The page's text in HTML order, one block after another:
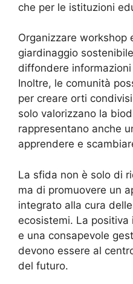
che per le istituzioni
Organizzare workshop
giardinaggio
diffondere
Inoltre, le comunità
per creare orti
solo valorizzano la
rappresentano anche
apprendere e
La sfida non è solo di
ma di promuovere un
integrato alla cura
ecosistemi. La
e una consapevole
devono essere al
del futuro.